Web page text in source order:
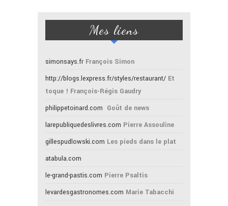
Mes liens
simonsays.fr François Simon
http://blogs.lexpress.fr/styles/restaurant/ Et
toque ! François-Régis Gaudry
philippetoinard.com Goût de news
larepubliquedeslivres.com Pierre Assouline
gillespudlowski.com Les pieds dans le plat
atabula.com
le-grand-pastis.com Pierre Psaltis
levardesgastronomes.com Marie Tabacchi